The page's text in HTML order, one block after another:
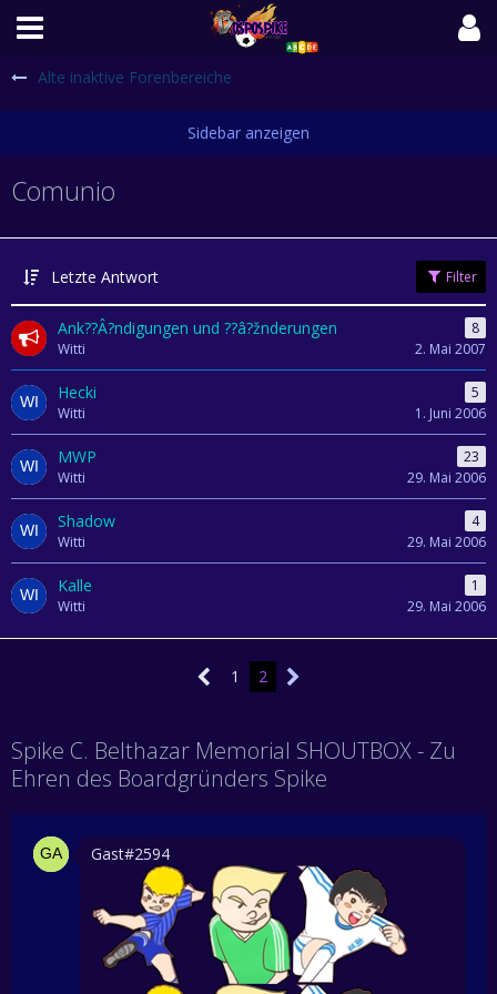
Alte inaktive Forenbereiche
Comunio
Letzte Antwort Filter
Ank??Â?ndigungen und ??â?žnderungen
8
Witti
2. Mai 2007
Hecki
5
Witti
1. Juni 2006
MWP
23
Witti
29. Mai 2006
Shadow
4
Witti
29. Mai 2006
Kalle
1
Witti
29. Mai 2006
1 2
Spike C. Belthazar Memorial SHOUTBOX - Zu
Ehren des Boardgründers Spike
Gast#2594